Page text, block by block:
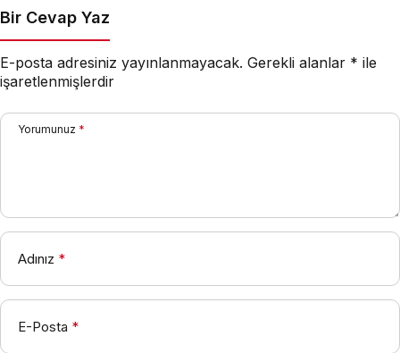
Türkiye’deki tek yetkili
distribütörü oldu
Bir Cevap Yaz
E-posta adresiniz yayınlanmayacak. Gerekli alanlar * ile
işaretlenmişlerdir
Yorumunuz *
Adınız *
E-Posta *